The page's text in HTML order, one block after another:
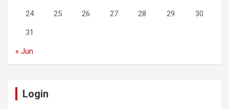
24 25 26 27 28 29 30
31
« Jun
Login